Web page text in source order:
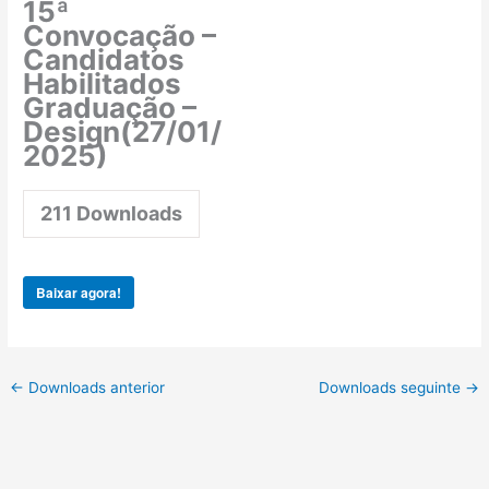
15ª
Convocação –
Candidatos
Habilitados
Graduação –
Design(27/01/
2025)
211 Downloads
Baixar agora!
← Downloads anterior Downloads seguinte →